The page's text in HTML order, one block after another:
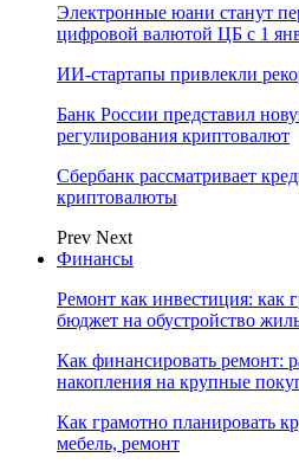
Электронные юани станут
цифровой валютой ЦБ с 1
ИИ-стартапы привлекли
Банк России представил
регулирования криптовалют
Сбербанк рассматривает
криптовалюты
Prev Next
Финансы
Ремонт как инвестиция: как
бюджет на обустройство
Как финансировать ремонт:
накопления на крупные
Как грамотно планировать
мебель, ремонт